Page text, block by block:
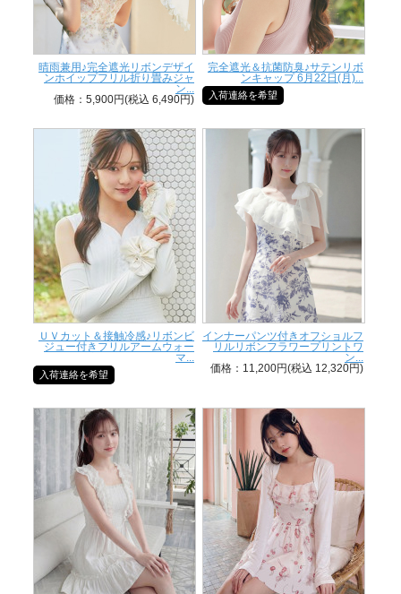
晴雨兼用♪完全遮光リボンデザイ
ンホイップフリル折り畳みジャ
ン...
価格：5,900円(税込 6,490円)
完全遮光＆抗菌防臭♪サテンリボ
ンキャップ 6月22日(月)...
入荷連絡を希望
ＵＶカット＆接触冷感♪リボンビ
ジュー付きフリルアームウォー
マ...
入荷連絡を希望
インナーパンツ付きオフショルフ
リルリボンフラワープリントワ
ン...
価格：11,200円(税込 12,320円)